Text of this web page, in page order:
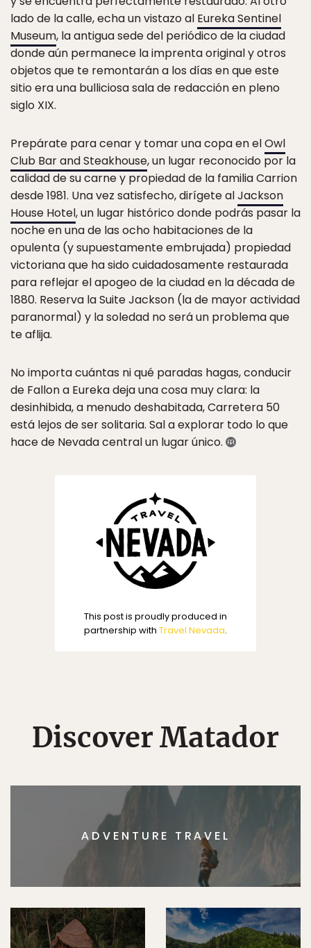
lado de la calle, echa un vistazo al Eureka Sentinel
Museum, la antigua sede del periódico de la ciudad
donde aún permanece la imprenta original y otros
objetos que te remontarán a los días en que este
sitio era una bulliciosa sala de redacción en pleno
siglo XIX.
Prepárate para cenar y tomar una copa en elOwl
Club Bar and Steakhouse, un lugar reconocido por la
calidad de su carne y propiedad de la familia Carrion
desde 1981. Una vez satisfecho, dirígete alJackson
House Hotel, un lugar histórico donde podrás pasar la
noche en una de las ocho habitaciones de la
opulenta (y supuestamente embrujada) propiedad
victoriana que ha sido cuidadosamente restaurada
para reflejar el apogeo de la ciudad en la década de
1880. Reserva la Suite Jackson (la de mayor actividad
paranormal) y la soledad no será un problema que
te aflija.
No importa cuántas ni qué paradas hagas, conducir
de Fallon a Eureka deja una cosa muy clara: la
desinhibida, a menudo deshabitada, Carretera 50
está lejos de ser solitaria. Sal a explorar todo lo que
hace de Nevada central un lugar único.
This post is proudly produced in
partnership with Travel Nevada.
Discover Matador
ADVENTURE TRAVEL